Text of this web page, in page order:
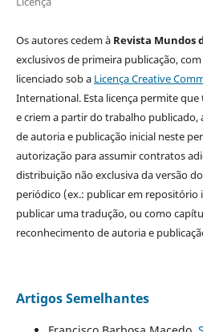
Os autores cedem à Revista Mundos
exclusivos de primeira publicação,
licenciado sob a Licença Creative
International. Esta licença permite que
e criem a partir do trabalho
de autoria e publicação inicial neste
autorização para assumir contratos
distribuição não exclusiva da versão
periódico (ex.: publicar em repositório
publicar uma tradução, ou como
reconhecimento de autoria e
Artigos Semelhantes